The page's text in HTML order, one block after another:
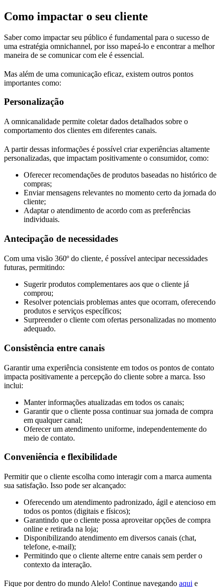
Como impactar o seu cliente
Saber como impactar seu público é fundamental para o sucesso de
uma estratégia omnichannel, por isso mapeá-lo e encontrar a melhor
maneira de se comunicar com ele é essencial.
Mas além de uma comunicação eficaz, existem outros pontos
importantes como:
Personalização
A omnicanalidade permite coletar dados detalhados sobre o
comportamento dos clientes em diferentes canais.
A partir dessas informações é possível criar experiências altamente
personalizadas, que impactam positivamente o consumidor, como:
Oferecer recomendações de produtos baseadas no histórico de
compras;
Enviar mensagens relevantes no momento certo da jornada do
cliente;
Adaptar o atendimento de acordo com as preferências
individuais.
Antecipação de necessidades
Com uma visão 360º do cliente, é possível antecipar necessidades
futuras, permitindo:
Sugerir produtos complementares aos que o cliente já
comprou;
Resolver potenciais problemas antes que ocorram, oferecendo
produtos e serviços específicos;
Surpreender o cliente com ofertas personalizadas no momento
adequado.
Consistência entre canais
Garantir uma experiência consistente em todos os pontos de contato
impacta positivamente a percepção do cliente sobre a marca. Isso
inclui:
Manter informações atualizadas em todos os canais;
Garantir que o cliente possa continuar sua jornada de compra
em qualquer canal;
Oferecer um atendimento uniforme, independentemente do
meio de contato.
Conveniência e flexibilidade
Permitir que o cliente escolha como interagir com a marca aumenta
sua satisfação. Isso pode ser alcançado:
Oferecendo um atendimento padronizado, ágil e atencioso em
todos os pontos (digitais e físicos);
Garantindo que o cliente possa aproveitar opções de compra
online e retirada na loja;
Disponibilizando atendimento em diversos canais (chat,
telefone, e-mail);
Permitindo que o cliente alterne entre canais sem perder o
contexto da interação.
Fique por dentro do mundo Alelo! Continue navegando aqui e